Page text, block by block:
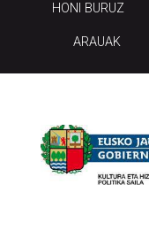
HONI BURUZ
ARAUAK